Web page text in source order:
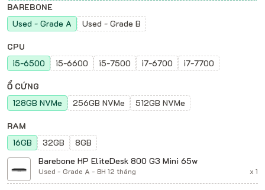
BAREBONE
Used - Grade A
Used - Grade B
CPU
i5-6500
i5-6600 i5-7500 i7-6700 i7-7700
Ổ CỨNG
128GB NVMe
256GB NVMe 512GB NVMe
RAM
16GB
32GB
8GB
Barebone HP EliteDesk 800 G3 Mini 65w
Used - Grade A - BH 12 tháng x 1